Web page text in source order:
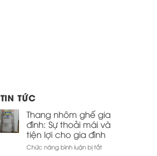
TIN TỨC
Thang nhôm ghế gia
đình: Sự thoải mái và
tiện lợi cho gia đình
Chức năng bình luận bị tắtở